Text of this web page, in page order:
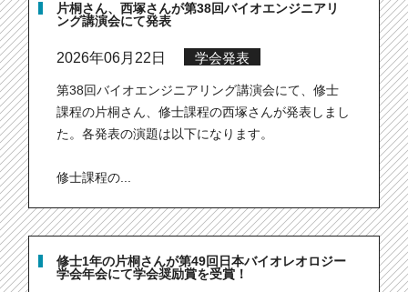
片桐さん、西塚さんが第38回バイオエンジニアリ
ング講演会にて発表
2026年06月22日 学会発表
第38回バイオエンジニアリング講演会にて、修士
課程の片桐さん、修士課程の西塚さんが発表しまし
た。各発表の演題は以下になります。
修士課程の...
修士1年の片桐さんが第49回日本バイオレオロジー
学会年会にて学会奨励賞を受賞！